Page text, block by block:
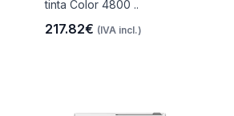
tinta Color 4800 ..
217.82€ (IVA incl.)